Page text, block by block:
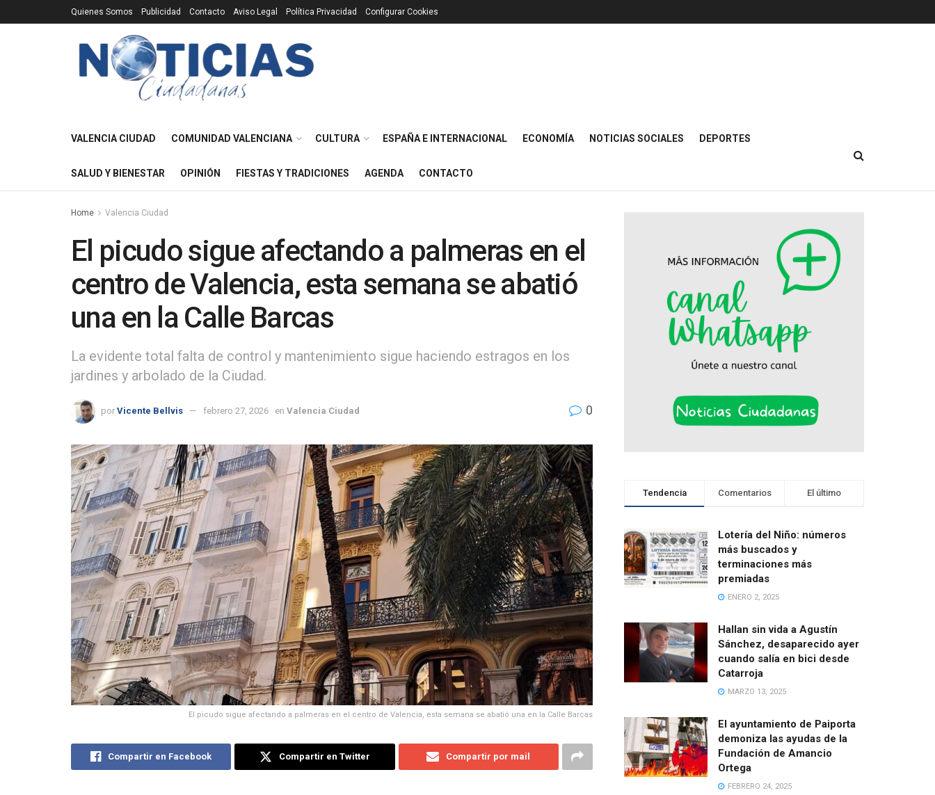
Quienes Somos Publicidad Contacto Aviso Legal Política Privacidad Configurar Cookies
VALENCIA CIUDAD COMUNIDAD VALENCIANA CULTURA ESPAÑA E INTERNACIONAL ECONOMÍA NOTICIAS SOCIALES DEPORTES
SALUD Y BIENESTAR OPINIÓN FIESTAS Y TRADICIONES AGENDA CONTACTO
Home Valencia Ciudad
El picudo sigue afectando a palmeras en el
centro de Valencia, esta semana se abatió
una en la Calle Barcas
La evidente total falta de control y mantenimiento sigue haciendo estragos en los
jardines y arbolado de la Ciudad.
por Vicente Bellvis febrero 27, 2026 en Valencia Ciudad 0
El picudo sigue afectando a palmeras en el centro de Valencia, esta semana se abatió una en la Calle Barcas
Compartir en Facebook Compartir en Twitter Compartir por mail
Tendencia Comentarios El último
Lotería del Niño: números
más buscados y
terminaciones más
premiadas
ENERO 2, 2025
Hallan sin vida a Agustín
Sánchez, desaparecido ayer
cuando salía en bici desde
Catarroja
MARZO 13, 2025
El ayuntamiento de Paiporta
demoniza las ayudas de la
Fundación de Amancio
Ortega
FEBRERO 24, 2025